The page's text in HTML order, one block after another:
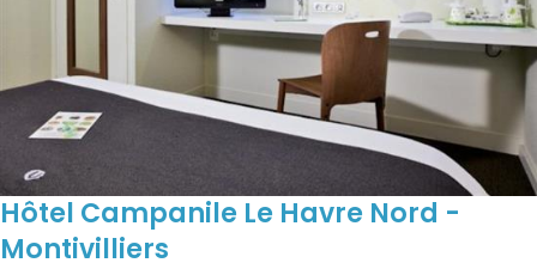
Hôtel Campanile Le Havre Nord -
Montivilliers